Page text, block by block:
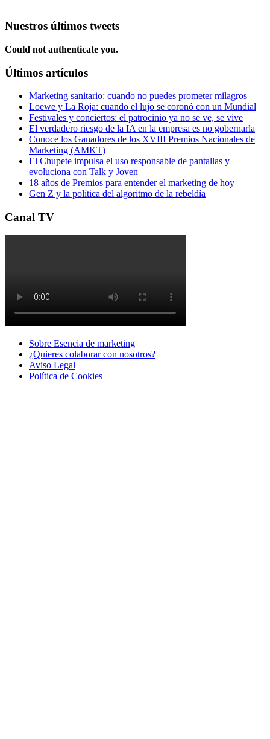
Nuestros últimos tweets
Could not authenticate you.
Últimos artículos
Marketing sanitario: cuando no puedes prometer milagros
Loewe y La Roja: cuando el lujo se coronó con un Mundial
Festivales y conciertos: el patrocinio ya no se ve, se vive
El verdadero riesgo de la IA en la empresa es no gobernarla
Conoce los Ganadores de los XVIII Premios Nacionales de
Marketing (AMKT)
El Chupete impulsa el uso responsable de pantallas y
evoluciona con Talk y Joven
18 años de Premios para entender el marketing de hoy
Gen Z y la política del algoritmo de la rebeldía
Canal TV
Sobre Esencia de marketing
¿Quieres colaborar con nosotros?
Aviso Legal
Polí­tica de Cookies